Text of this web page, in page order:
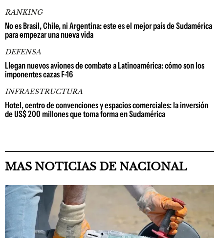
RANKING
No es Brasil, Chile, ni Argentina: este es el mejor país de Sudamérica
para empezar una nueva vida
DEFENSA
Llegan nuevos aviones de combate a Latinoamérica: cómo son los
imponentes cazas F-16
INFRAESTRUCTURA
Hotel, centro de convenciones y espacios comerciales: la inversión
de US$ 200 millones que toma forma en Sudamérica
MAS NOTICIAS DE NACIONAL